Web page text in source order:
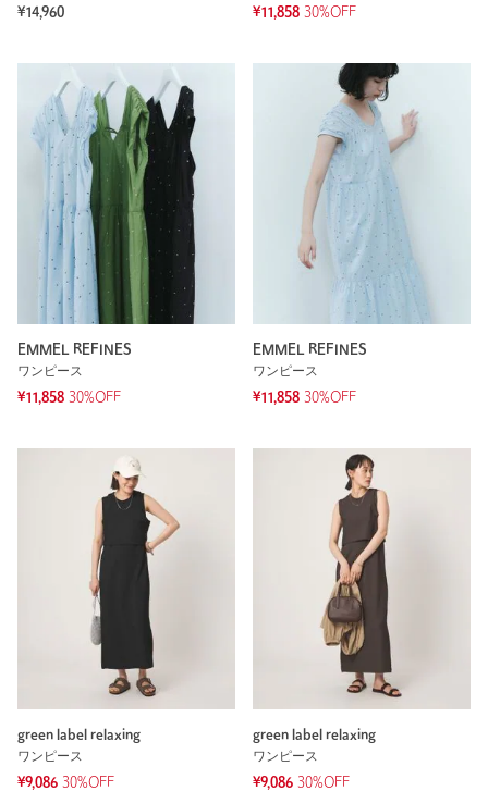
¥14,960
¥11,858 30%OFF
EMMEL REFINES
ワンピース
¥11,858 30%OFF
EMMEL REFINES
ワンピース
¥11,858 30%OFF
green label relaxing
ワンピース
¥9,086 30%OFF
green label relaxing
ワンピース
¥9,086 30%OFF